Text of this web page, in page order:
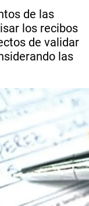
de las
los recibos
de validar
las